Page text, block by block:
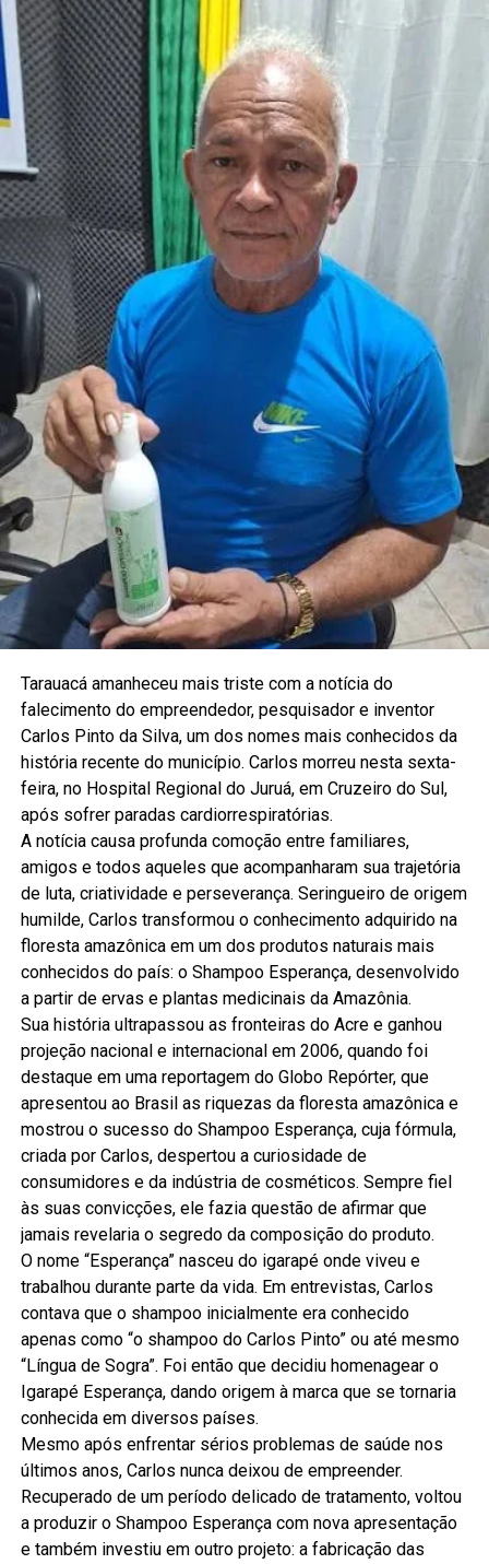
Tarauacá amanheceu mais triste com a notícia do
falecimento do empreendedor, pesquisador e inventor
Carlos Pinto da Silva, um dos nomes mais conhecidos da
história recente do município. Carlos morreu nesta sexta-
feira, no Hospital Regional do Juruá, em Cruzeiro do Sul,
após sofrer paradas cardiorrespiratórias.
A notícia causa profunda comoção entre familiares,
amigos e todos aqueles que acompanharam sua trajetória
de luta, criatividade e perseverança. Seringueiro de origem
humilde, Carlos transformou o conhecimento adquirido na
floresta amazônica em um dos produtos naturais mais
conhecidos do país: o Shampoo Esperança, desenvolvido
a partir de ervas e plantas medicinais da Amazônia.
Sua história ultrapassou as fronteiras do Acre e ganhou
projeção nacional e internacional em 2006, quando foi
destaque em uma reportagem do Globo Repórter, que
apresentou ao Brasil as riquezas da floresta amazônica e
mostrou o sucesso do Shampoo Esperança, cuja fórmula,
criada por Carlos, despertou a curiosidade de
consumidores e da indústria de cosméticos. Sempre fiel
às suas convicções, ele fazia questão de afirmar que
jamais revelaria o segredo da composição do produto.
O nome “Esperança” nasceu do igarapé onde viveu e
trabalhou durante parte da vida. Em entrevistas, Carlos
contava que o shampoo inicialmente era conhecido
apenas como “o shampoo do Carlos Pinto” ou até mesmo
“Língua de Sogra”. Foi então que decidiu homenagear o
Igarapé Esperança, dando origem à marca que se tornaria
conhecida em diversos países.
Mesmo após enfrentar sérios problemas de saúde nos
últimos anos, Carlos nunca deixou de empreender.
Recuperado de um período delicado de tratamento, voltou
a produzir o Shampoo Esperança com nova apresentação
e também investiu em outro projeto: a fabricação das